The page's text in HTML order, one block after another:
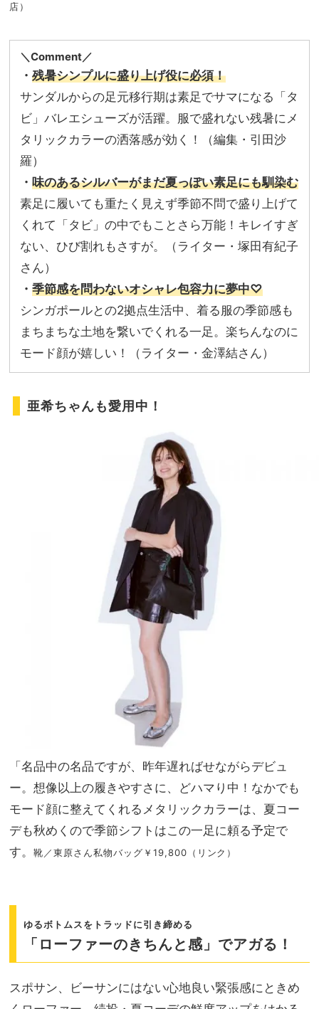
店）
＼Comment／
・ 残暑シンプルに盛り上げ役に必須！
サンダルからの足元移行期は素足でサマになる「タ
ビ」バレエシューズが活躍。服で盛れない残暑にメ
タリックカラーの洒落感が効く！（編集・引田沙
羅）
・ 味のあるシルバーがまだ夏っぽい素足にも馴染む
素足に履いても重たく見えず季節不問で盛り上げて
くれて「タビ」の中でもことさら万能！キレイすぎ
ない、ひび割れもさすが。（ライター・塚田有紀子
さん）
・ 季節感を問わないオシャレ包容力に夢中♡
シンガポールとの2拠点生活中、着る服の季節感も
まちまちな土地を繋いでくれる一足。楽ちんなのに
モード顔が嬉しい！（ライター・金澤結さん）
亜希ちゃんも愛用中！
「名品中の名品ですが、昨年遅ればせながらデビュ
ー。想像以上の履きやすさに、どハマり中！なかでも
モード顔に整えてくれるメタリックカラーは、夏コー
デも秋めくので季節シフトはこの一足に頼る予定で
す。
靴／東原さん私物バッグ￥19,800（リンク）
ゆるボトムスをトラッドに引き締める
「ローファーのきちんと感」でアガる！
スポサン、ビーサンにはない心地良い緊張感にときめ